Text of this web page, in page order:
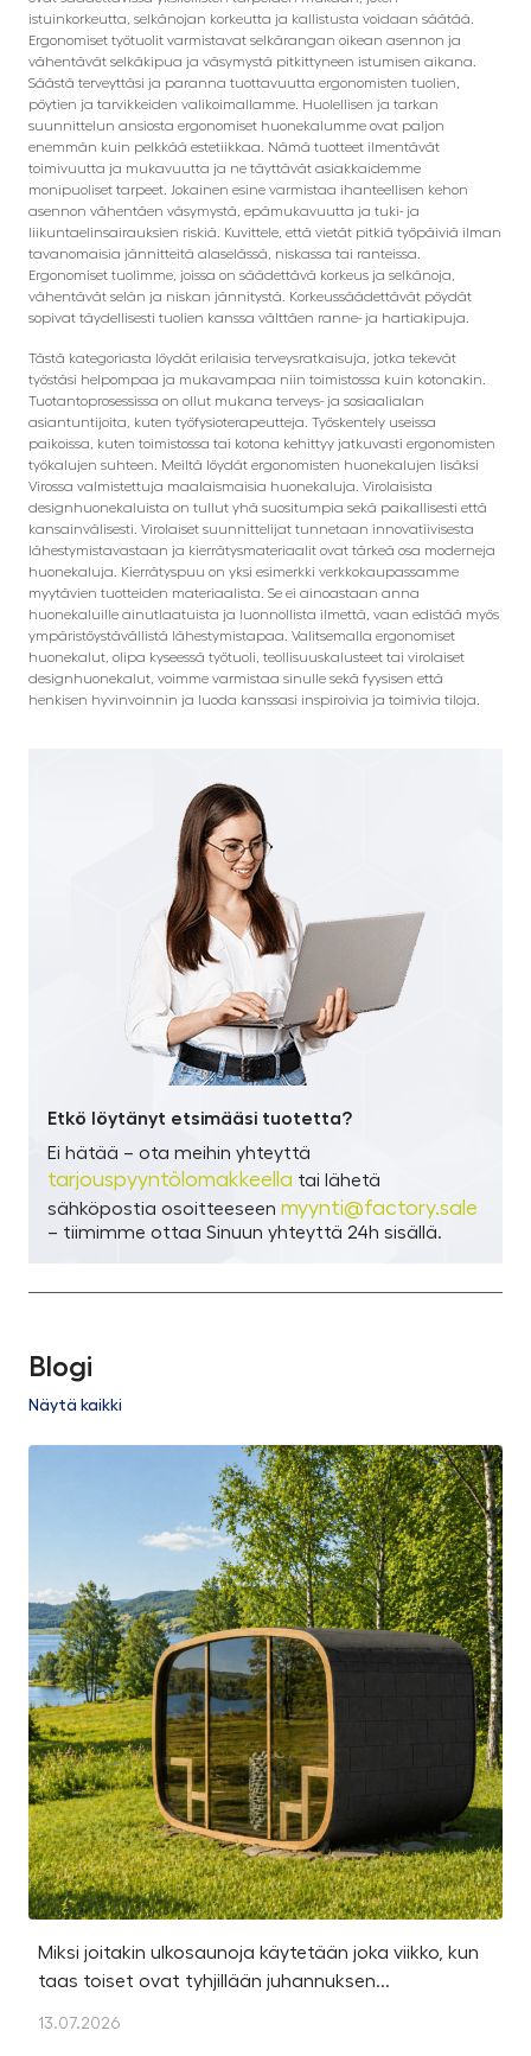
istuinkorkeutta, selkänojan korkeutta ja kallistusta voidaan säätää.
Ergonomiset työtuolit varmistavat selkärangan oikean asennon ja
vähentävät selkäkipua ja väsymystä pitkittyneen istumisen aikana.
Säästä terveyttäsi ja paranna tuottavuutta ergonomisten tuolien,
pöytien ja tarvikkeiden valikoimallamme. Huolellisen ja tarkan
suunnittelun ansiosta ergonomiset huonekalumme ovat paljon
enemmän kuin pelkkää estetiikkaa. Nämä tuotteet ilmentävät
toimivuutta ja mukavuutta ja ne täyttävät asiakkaidemme
monipuoliset tarpeet. Jokainen esine varmistaa ihanteellisen kehon
asennon vähentäen väsymystä, epämukavuutta ja tuki- ja
liikuntaelinsairauksien riskiä. Kuvittele, että vietät pitkiä työpäiviä ilman
tavanomaisia jännitteitä alaselässä, niskassa tai ranteissa.
Ergonomiset tuolimme, joissa on säädettävä korkeus ja selkänoja,
vähentävät selän ja niskan jännitystä. Korkeussäädettävät pöydät
sopivat täydellisesti tuolien kanssa välttäen ranne- ja hartiakipuja.
Tästä kategoriasta löydät erilaisia terveysratkaisuja, jotka tekevät
työstäsi helpompaa ja mukavampaa niin toimistossa kuin kotonakin.
Tuotantoprosessissa on ollut mukana terveys- ja sosiaalialan
asiantuntijoita, kuten työfysioterapeutteja. Työskentely useissa
paikoissa, kuten toimistossa tai kotona kehittyy jatkuvasti ergonomisten
työkalujen suhteen. Meiltä löydät ergonomisten huonekalujen lisäksi
Virossa valmistettuja maalaismaisia huonekaluja. Virolaisista
designhuonekaluista on tullut yhä suositumpia sekä paikallisesti että
kansainvälisesti. Virolaiset suunnittelijat tunnetaan innovatiivisesta
lähestymistavastaan ja kierrätysmateriaalit ovat tärkeä osa moderneja
huonekaluja. Kierrätyspuu on yksi esimerkki verkkokaupassamme
myytävien tuotteiden materiaalista. Se ei ainoastaan anna
huonekaluille ainutlaatuista ja luonnollista ilmettä, vaan edistää myös
ympäristöystävällistä lähestymistapaa. Valitsemalla ergonomiset
huonekalut, olipa kyseessä työtuoli, teollisuuskalusteet tai virolaiset
designhuonekalut, voimme varmistaa sinulle sekä fyysisen että
henkisen hyvinvoinnin ja luoda kanssasi inspiroivia ja toimivia tiloja.
Etkö löytänyt etsimääsi tuotetta?
Ei hätää – ota meihin yhteyttä
tarjouspyyntölomakkeella tai lähetä
sähköpostia osoitteeseen myynti@factory.sale
– tiimimme ottaa Sinuun yhteyttä 24h sisällä.
Blogi
Näytä kaikki
Miksi joitakin ulkosaunoja käytetään joka viikko, kun
taas toiset ovat tyhjillään juhannuksen...
13.07.2026